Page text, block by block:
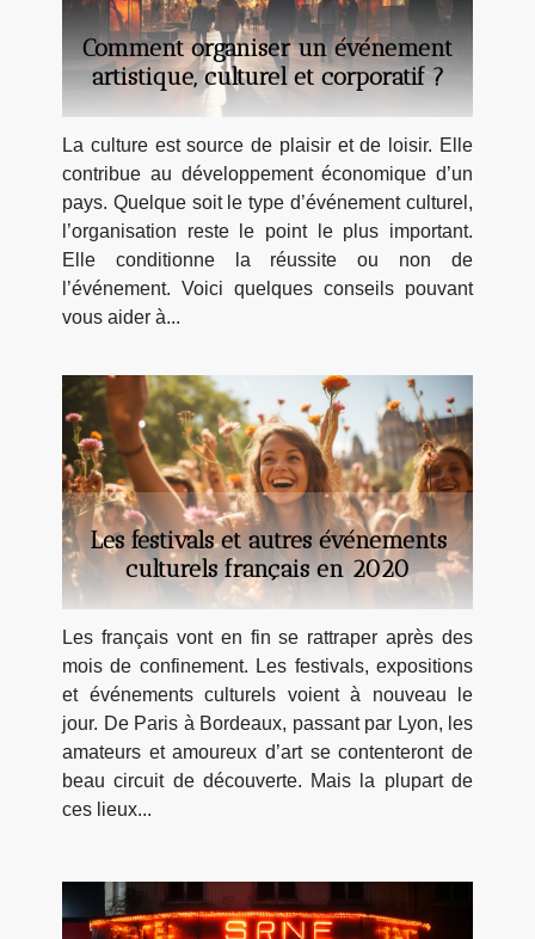
Comment organiser un événement
artistique, culturel et corporatif ?
La culture est source de plaisir et de loisir. Elle
contribue au développement économique d’un
pays. Quelque soit le type d’événement culturel,
l’organisation reste le point le plus important.
Elle conditionne la réussite ou non de
l’événement. Voici quelques conseils pouvant
vous aider à...
Les festivals et autres événements
culturels français en 2020
Les français vont en fin se rattraper après des
mois de confinement. Les festivals, expositions
et événements culturels voient à nouveau le
jour. De Paris à Bordeaux, passant par Lyon, les
amateurs et amoureux d’art se contenteront de
beau circuit de découverte. Mais la plupart de
ces lieux...